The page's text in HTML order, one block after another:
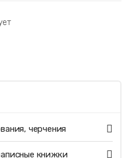
черчения
книжки